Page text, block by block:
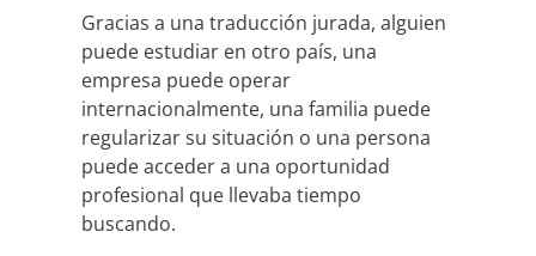
Gracias a una traducción jurada, alguien
puede estudiar en otro país, una
empresa puede operar
internacionalmente, una familia puede
regularizar su situación o una persona
puede acceder a una oportunidad
profesional que llevaba tiempo
buscando.